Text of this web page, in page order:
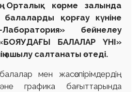
Орталық көрме залында
қорғау күніне
бейнелеу
«БОЯУДАҒЫ БАЛАЛАР ҮНІ»
ашылу салтанаты өтеді.
мен жасөспірімдердің
графика бағыттарында